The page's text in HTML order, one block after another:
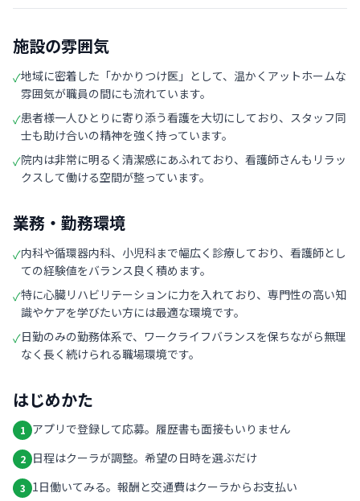
施設の雰囲気
✓地域に密着した「かかりつけ医」として、温かくアットホームな
雰囲気が職員の間にも流れています。
✓患者様一人ひとりに寄り添う看護を大切にしており、スタッフ同
士も助け合いの精神を強く持っています。
✓院内は非常に明るく清潔感にあふれており、看護師さんもリラッ
クスして働ける空間が整っています。
業務・勤務環境
✓内科や循環器内科、小児科まで幅広く診療しており、看護師とし
ての経験値をバランス良く積めます。
✓特に心臓リハビリテーションに力を入れており、専門性の高い知
識やケアを学びたい方には最適な環境です。
✓日勤のみの勤務体系で、ワークライフバランスを保ちながら無理
なく長く続けられる職場環境です。
はじめかた
1 アプリで登録して応募。履歴書も面接もいりません
2 日程はクーラが調整。希望の日時を選ぶだけ
3 1日働いてみる。報酬と交通費はクーラからお支払い